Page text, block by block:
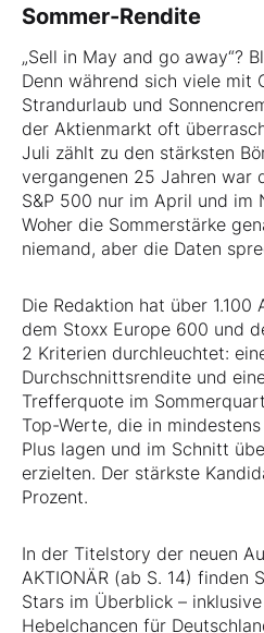
Sommer-Rendite
„Sell in May and go away“?
Denn während sich viele mit
Strandurlaub und
der Aktienmarkt oft
Juli zählt zu den stärksten
vergangenen 25 Jahren war
S&P 500 nur im April und im
Woher die Sommerstärke
niemand, aber die Daten
Die Redaktion hat über 1.100
dem Stoxx Europe 600 und
2 Kriterien durchleuchtet:
Durchschnittsrendite und
Trefferquote im
Top-Werte, die in
Plus lagen und im Schnitt
erzielten. Der stärkste
Prozent.
In der Titelstory der neuen
AKTIONÄR (ab S. 14) finden
Stars im Überblick –
Hebelchancen für